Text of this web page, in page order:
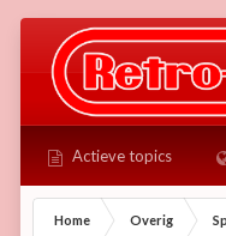
Actieve topics
Home Overig